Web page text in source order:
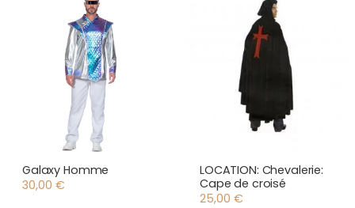
Galaxy Homme
30,00 €
LOCATION: Chevalerie:
Cape de croisé
25,00 €